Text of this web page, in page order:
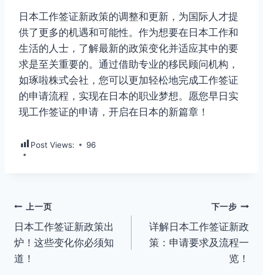
日本工作签证新政策的调整和更新，为国际人才提
供了更多的机遇和可能性。作为想要在日本工作和
生活的人士，了解最新的政策变化并适应其中的要
求是至关重要的。通过借助专业的移民顾问机构，
如琢啦株式会社，您可以更加轻松地完成工作签证
的申请流程，实现在日本的职业梦想。愿您早日实
现工作签证的申请，开启在日本的新篇章！
Post Views: 96
文
章
导
上一页
日本工作签证新政策出
炉！这些变化你必须知
道！
下一步
详解日本工作签证新政
策：申请要求及流程一
览！